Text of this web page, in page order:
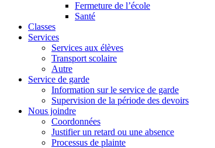
Fermeture de l’école
Santé
Classes
Services
Services aux élèves
Transport scolaire
Autre
Service de garde
Information sur le service de garde
Supervision de la période des devoirs
Nous joindre
Coordonnées
Justifier un retard ou une absence
Processus de plainte